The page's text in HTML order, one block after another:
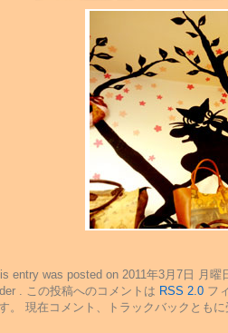
entry was posted on 2011年3月7日 月
. この投稿へのコメントは RSS 2.0 フ
。 現在コメント、トラックバックともに